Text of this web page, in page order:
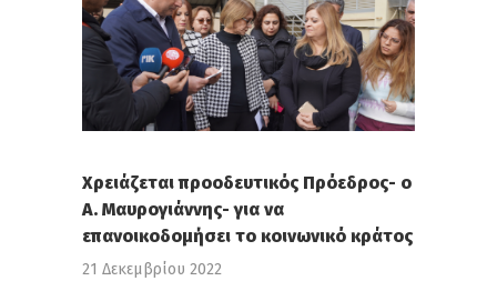
Χρειάζεται προοδευτικός Πρόεδρος- ο
Α. Μαυρογιάννης- για να
επανοικοδομήσει το κοινωνικό κράτος
21 Δεκεμβρίου 2022